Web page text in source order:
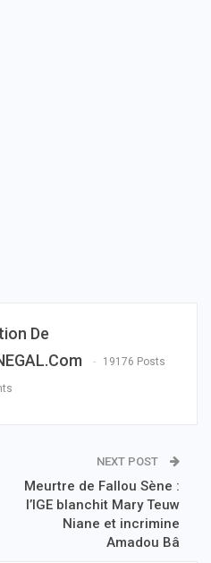
De
19176 Posts
NEXT POST
Meurtre de Fallou Sène :
l’IGE blanchit Mary Teuw
Niane et incrimine
Amadou Bâ